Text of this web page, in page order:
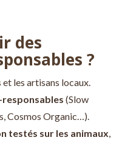
des
?
et les artisans locaux.
(Slow
Cosmos Organic…).
testés sur les animaux,